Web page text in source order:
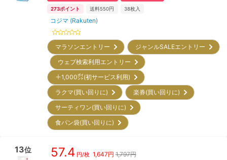
273ポイント 送料550円 38枚入
コジマ (Rakuten)
マラソンエントリー
ジャンルSALEエントリー
ウェブ検索利用エントリー
＋1,000㌽(初サービス利用)
ラクマ(買い回りに)
楽券(買い回りに)
サーティワン(買い回りに)
食パン袋(買い回りに)
13位 57.4 円/枚 1,647円 1,797円